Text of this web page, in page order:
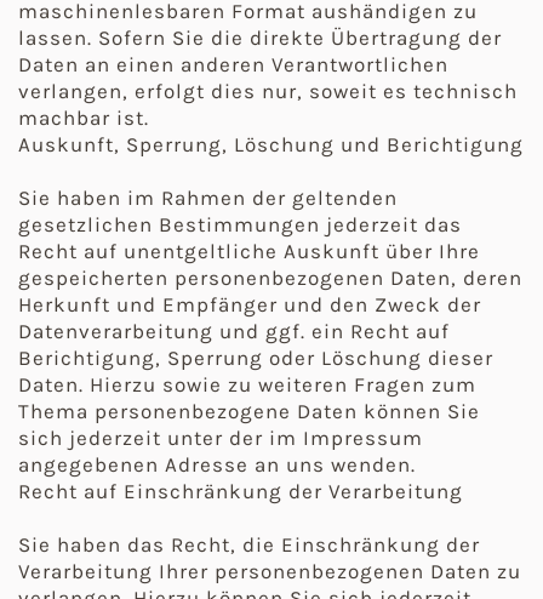
maschinenlesbaren Format aushändigen zu
lassen. Sofern Sie die direkte Übertragung der
Daten an einen anderen Verantwortlichen
verlangen, erfolgt dies nur, soweit es technisch
machbar ist.
Auskunft, Sperrung, Löschung und Berichtigung
Sie haben im Rahmen der geltenden
gesetzlichen Bestimmungen jederzeit das
Recht auf unentgeltliche Auskunft über Ihre
gespeicherten personenbezogenen Daten, deren
Herkunft und Empfänger und den Zweck der
Datenverarbeitung und ggf. ein Recht auf
Berichtigung, Sperrung oder Löschung dieser
Daten. Hierzu sowie zu weiteren Fragen zum
Thema personenbezogene Daten können Sie
sich jederzeit unter der im Impressum
angegebenen Adresse an uns wenden.
Recht auf Einschränkung der Verarbeitung
Sie haben das Recht, die Einschränkung der
Verarbeitung Ihrer personenbezogenen Daten zu